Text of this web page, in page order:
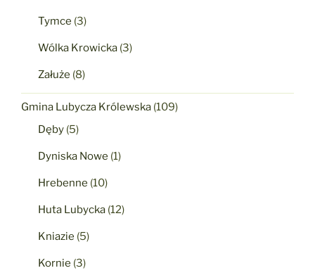
Tymce (3)
Wólka Krowicka (3)
Załuże (8)
Gmina Lubycza Królewska (109)
Dęby (5)
Dyniska Nowe (1)
Hrebenne (10)
Huta Lubycka (12)
Kniazie (5)
Kornie (3)